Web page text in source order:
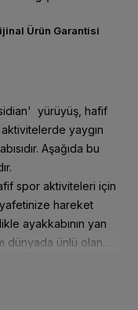
Ürün Garantisi
yürüyüş, hafif
yaygın
Aşağıda bu
spor aktiviteleri için
hareket
ayakkabının yan
dünyada ünlü olan